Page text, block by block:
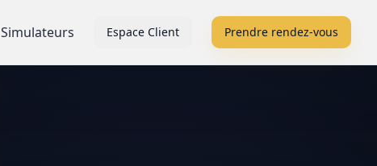
Simulateurs Espace Client Prendre rendez-vous